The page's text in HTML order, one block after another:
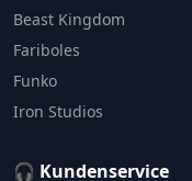
Beast Kingdom
Fariboles
Funko
Iron Studios
🎧 Kundenservice